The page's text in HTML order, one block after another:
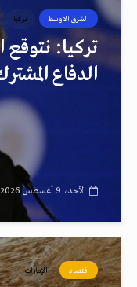
الشرق الاوسط تركيا
تركيا:
الدفاع
الأحد، 9 أغسطس 2026، 6:44 ص
اقتصاد الإمارات